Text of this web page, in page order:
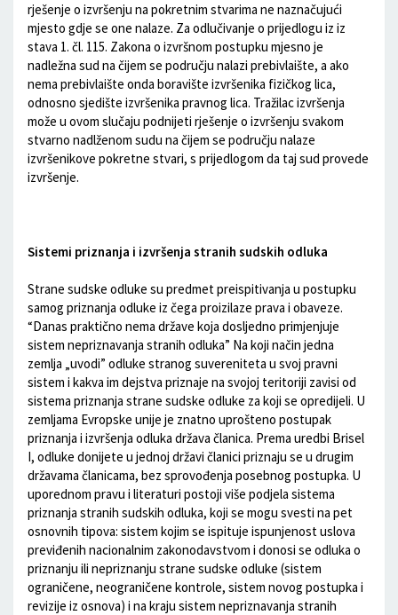
rješenje o izvršenju na pokretnim stvarima ne naznačujući
mjesto gdje se one nalaze. Za odlučivanje o prijedlogu iz iz
stava 1. čl. 115. Zakona o izvršnom postupku mjesno je
nadležna sud na čijem se području nalazi prebivlaište, a ako
nema prebivlaište onda boravište izvršenika fizičkog lica,
odnosno sjedište izvršenika pravnog lica. Tražilac izvršenja
može u ovom slučaju podnijeti rješenje o izvršenju svakom
stvarno nadlženom sudu na čijem se području nalaze
izvršenikove pokretne stvari, s prijedlogom da taj sud provede
izvršenje.
Sistemi priznanja i izvršenja stranih sudskih odluka
Strane sudske odluke su predmet preispitivanja u postupku
samog priznanja odluke iz čega proizilaze prava i obaveze.
“Danas praktično nema države koja dosljedno primjenjuje
sistem nepriznavanja stranih odluka” Na koji način jedna
zemlja „uvodi” odluke stranog suvereniteta u svoj pravni
sistem i kakva im dejstva priznaje na svojoj teritoriji zavisi od
sistema priznanja strane sudske odluke za koji se opredijeli. U
zemljama Evropske unije je znatno uprošteno postupak
priznanja i izvršenja odluka država članica. Prema uredbi Brisel
I, odluke donijete u jednoj državi članici priznaju se u drugim
državama članicama, bez sprovođenja posebnog postupka. U
uporednom pravu i literaturi postoji više podjela sistema
priznanja stranih sudskih odluka, koji se mogu svesti na pet
osnovnih tipova: sistem kojim se ispituje ispunjenost uslova
previđenih nacionalnim zakonodavstvom i donosi se odluka o
priznanju ili nepriznanju strane sudske odluke (sistem
ograničene, neograničene kontrole, sistem novog postupka i
revizije iz osnova) i na kraju sistem nepriznavanja stranih